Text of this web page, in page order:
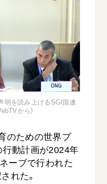
促進
」の取り組み
要旨
明を読み上げるSGI国連
から）
のための世界プ
行動計画が2024年
ーブで行われた
れた。